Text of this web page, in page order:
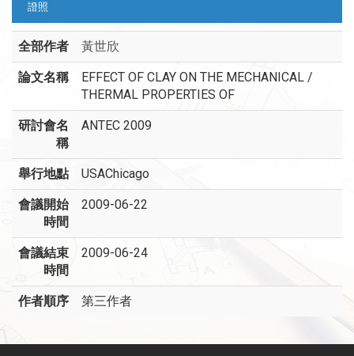
證照
全部作者 黃世欣
論文名稱
EFFECT OF CLAY ON THE MECHANICAL /
THERMAL PROPERTIES OF
研討會名
稱
ANTEC 2009
舉行地點 USAChicago
會議開始
時間
2009-06-22
會議結束
時間
2009-06-24
作者順序 第三作者